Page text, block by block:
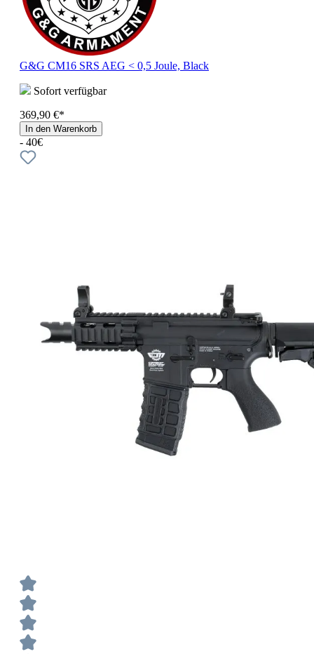
G&G CM16 SRS AEG < 0,5 Joule, Black
Sofort verfügbar
369,90 €*
In den Warenkorb
- 40€